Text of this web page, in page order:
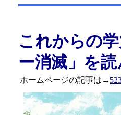
これからの
ー消滅」を読
ホームページの記事は→